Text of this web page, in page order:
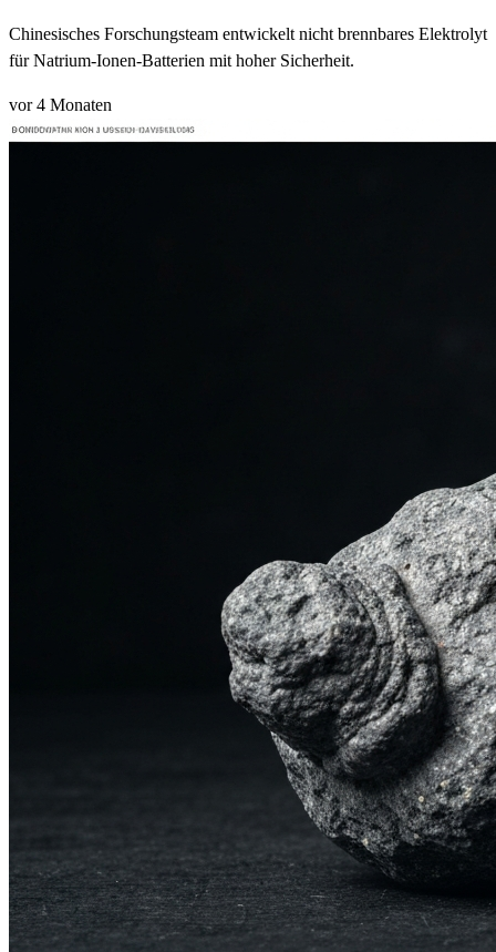
Chinesisches Forschungsteam entwickelt nicht brennbares Elektrolyt
für Natrium-Ionen-Batterien mit hoher Sicherheit.
vor 4 Monaten